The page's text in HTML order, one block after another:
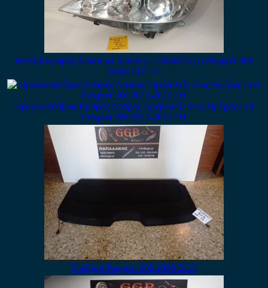
Φανάρι Εμπρός Αριστερό Xenon με Πλακέτα (1) Peugeot 308
2008-2011 / Ε
Προφυλακτήρας Εμπρός Άσπρος Προβολείς Φως Ημέρας Led
Peugeot 308 2011-2013 / Θ
Εταζέρα Peugeot 308 2008-2013